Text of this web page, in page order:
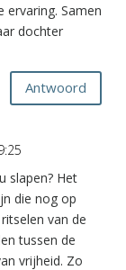
ervaring. Samen
dochter
Antwoord
slapen? Het
die nog op
van de
tussen de
vrijheid. Zo